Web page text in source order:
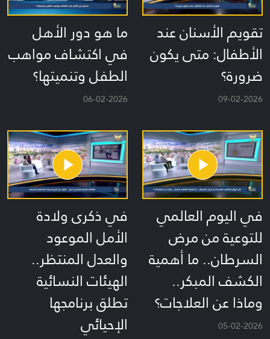
تقويم الأسنان عند
الأطفال: متى يكون
ضرورة؟
09-02-2026
ما هو دور الأهل
في اكتشاف مواهب
الطفل وتنميتها؟
06-02-2026
في اليوم العالمي
للتوعية من مرض
السرطان.. ما أهمية
الكشف المبكر..
وماذا عن العلاجات؟
05-02-2026
في ذكرى ولادة
الأمل الموعود
والعدل المنتظر..
الهيئات النسائية
تطلق برنامجها
الإحيائي